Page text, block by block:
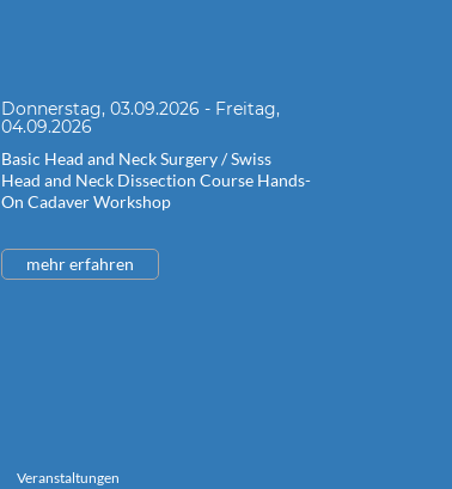
Donnerstag, 03.09.2026 - Freitag,
04.09.2026
Basic Head and Neck Surgery / Swiss
Head and Neck Dissection Course Hands-
On Cadaver Workshop
mehr erfahren
Veranstaltungen